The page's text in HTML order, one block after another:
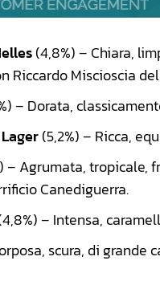
(4,8%) – Chiara,
Riccardo Miscioscia
– Dorata,
(5,2%) – Ricca,
– Agrumata,
Canediguerra.
– Intensa,
scura, di grande